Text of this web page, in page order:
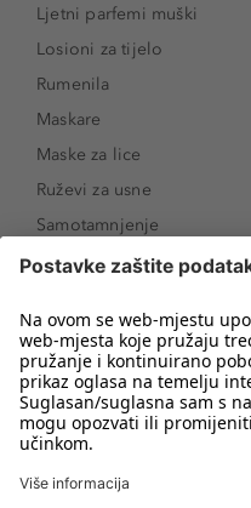
Ljetni parfemi muški
Losioni za tijelo
Rumenila
Maskare
Maske za lice
Ruževi za usne
Samotamnjenje
Puderi
Proizvodi za obrve
Sunce i zaštita
Serumi za lice
Proizvodi za čišćenje lica